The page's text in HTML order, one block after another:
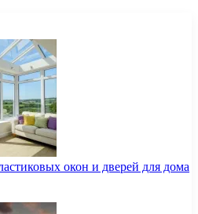
окон и дверей для дома